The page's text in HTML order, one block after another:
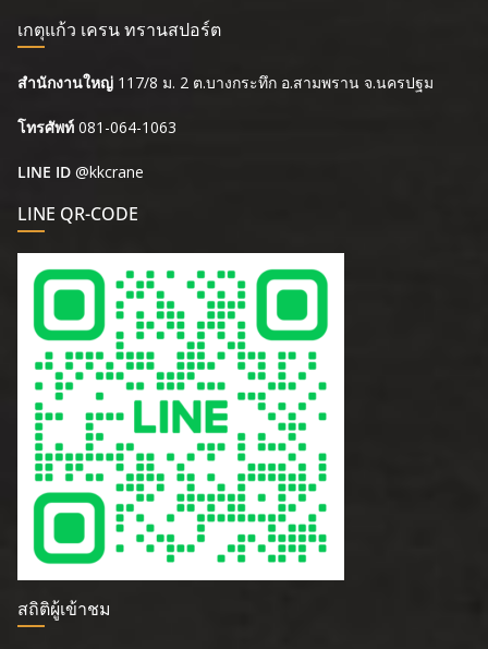
เกตุแก้ว เครน ทรานสปอร์ต
สำนักงานใหญ่ 117/8 ม. 2 ต.บางกระทึก อ.สามพราน จ.นครปฐม
โทรศัพท์ 081-064-1063
LINE ID @kkcrane
LINE QR-CODE
สถิติผู้เข้าชม